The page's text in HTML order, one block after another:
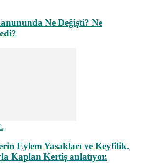
Ne Değişti? Ne
Eylem Yasakları ve Keyfilik.
Kaplan Kertiş anlatıyor.